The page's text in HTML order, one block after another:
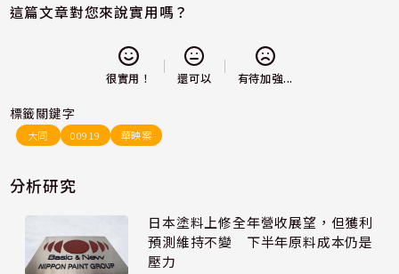
這篇文章對您來說實用嗎？
很實用！ 還可以 有待加強...
標籤關鍵字
大同 00919 華映案
分析研究
日本塗料上修全年營收展望，但獲利
預測維持不變 下半年原料成本仍是
壓力